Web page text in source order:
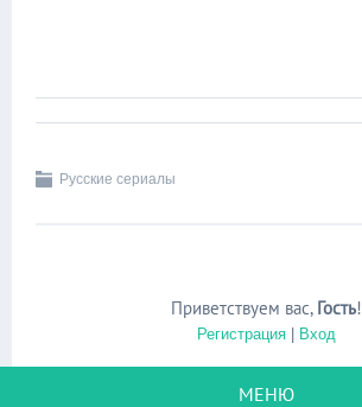
Русские сериалы
Приветствуем вас, Гость!
Регистрация| Вход
МЕНЮ